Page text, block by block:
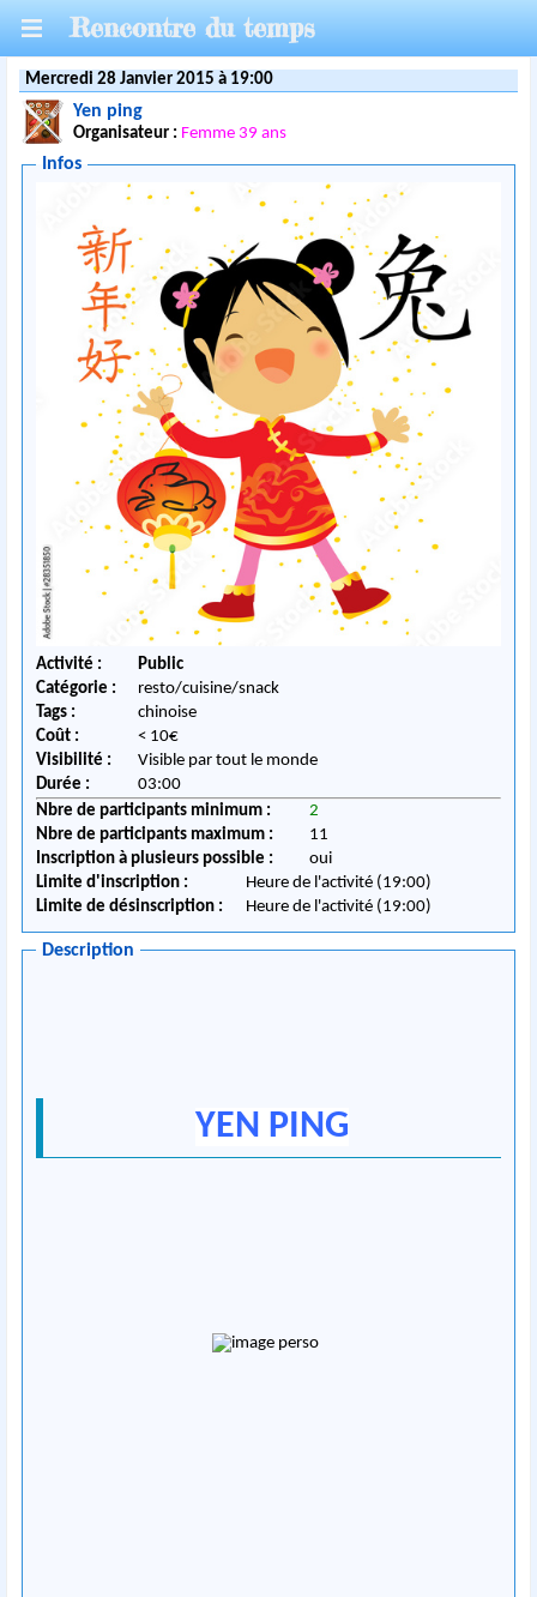
Rencontre du temps
Mercredi 28 Janvier 2015 à 19:00
Yen ping
Organisateur : Femme 39 ans
Infos
Activité :
Public
Catégorie :
resto/cuisine/snack
Tags :
chinoise
Coût :
< 10€
Visibilité :
Visible par tout le monde
Durée :
03:00
Nbre de participants minimum :
2
Nbre de participants maximum :
11
Inscription à plusieurs possible :
oui
Limite d'inscription :
Heure de l'activité (19:00)
Limite de désinscription :
Heure de l'activité (19:00)
Description
YEN PING